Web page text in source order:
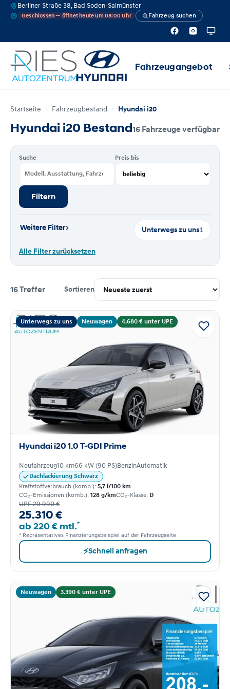
Berliner Straße 38, Bad Soden-Salmünster
Geschlossen — öffnet heute um 08:00 Uhr Fahrzeug suchen
Fahrzeugangebot
Startseite Fahrzeugbestand Hyundai i20
Hyundai i20 Bestand16 Fahrzeuge verfügbar
Suche Preis bis
Filtern
Weitere Filter› Unterwegs zu uns1
Alle Filter zurücksetzen
16 Treffer Sortieren
Suchergebnisse
Unterwegs zu uns Neuwagen 4.680 € unter UPE
Hyundai i20 1.0 T-GDI Prime
Neufahrzeug10 km66 kW (90 PS)BenzinAutomatik
Dachlackierung Schwarz
Kraftstoffverbrauch (komb.): 5,7 l/100 km
CO₂-Emissionen (komb.): 128 g/kmCO₂-Klasse: D
UPE 29.990 €
25.310 €
ab 220 € mtl.*
* Repräsentatives Finanzierungsbeispiel auf der Fahrzeugseite
⚡Schnell anfragen
Neuwagen 3.390 € unter UPE